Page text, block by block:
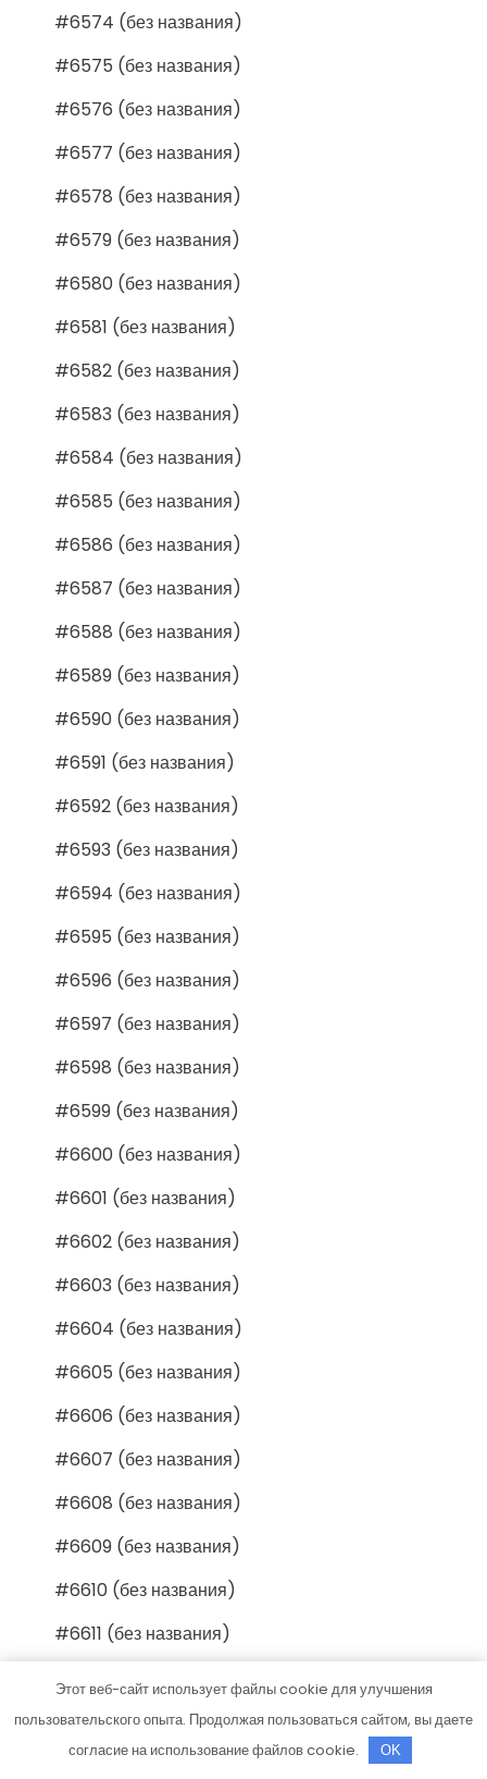
#6574 (без названия)
#6575 (без названия)
#6576 (без названия)
#6577 (без названия)
#6578 (без названия)
#6579 (без названия)
#6580 (без названия)
#6581 (без названия)
#6582 (без названия)
#6583 (без названия)
#6584 (без названия)
#6585 (без названия)
#6586 (без названия)
#6587 (без названия)
#6588 (без названия)
#6589 (без названия)
#6590 (без названия)
#6591 (без названия)
#6592 (без названия)
#6593 (без названия)
#6594 (без названия)
#6595 (без названия)
#6596 (без названия)
#6597 (без названия)
#6598 (без названия)
#6599 (без названия)
#6600 (без названия)
#6601 (без названия)
#6602 (без названия)
#6603 (без названия)
#6604 (без названия)
#6605 (без названия)
#6606 (без названия)
#6607 (без названия)
#6608 (без названия)
#6609 (без названия)
#6610 (без названия)
#6611 (без названия)
#6613 (без названия)
Этот веб-сайт использует файлы cookie для улучшения
пользовательского опыта. Продолжая пользоваться сайтом, вы даете
согласие на использование файлов cookie.
OK